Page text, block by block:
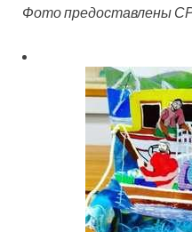
Фото предоставлены